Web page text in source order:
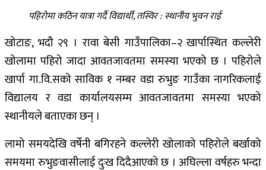
पहिरोमा कठिन यात्रा गर्दै विद्यार्थी, तस्विर : स्थानीय भुवन राई
खोटाङ, भदौ २९ । रावा बेसी गाउँपालिका–२ खार्पास्थित कल्लेरी
खोलामा पहिरो जादा आवतजावतमा समस्या भएको छ । पहिरोले
खार्पा गा.वि.सको साविक १ नम्बर वडा रुभुङ गाउँका नागरिकलाई
विद्यालय र वडा कार्यालयसम्म आवतजावतमा समस्या भएको
स्थानीयले बताएका छन् ।
लामो समयदेखि वर्षेनी बगिरहने कल्लेरी खोलाको पहिरोले बर्खाको
समयमा रुभुङवासीलाई दुःख दिदैआएको छ । अघिल्ला वर्षहरु भन्दा